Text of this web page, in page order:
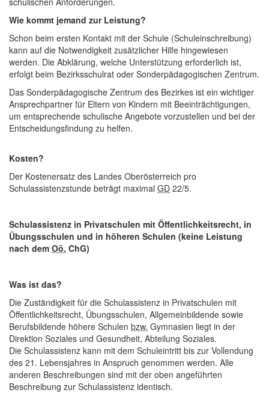
Wie kommt jemand zur Leistung?
Schon beim ersten Kontakt mit der Schule (Schuleinschreibung)
kann auf die Notwendigkeit zusätzlicher Hilfe hingewiesen
werden. Die Abklärung, welche Unterstützung erforderlich ist,
erfolgt beim Bezirksschulrat oder Sonderpädagogischen Zentrum.
Das Sonderpädagogische Zentrum des Bezirkes ist ein wichtiger
Ansprechpartner für Eltern von Kindern mit Beeinträchtigungen,
um entsprechende schulische Angebote vorzustellen und bei der
Entscheidungsfindung zu helfen.
Kosten?
Der Kostenersatz des Landes Oberösterreich pro
Schulassistenzstunde beträgt maximal GD 22/5.
Schulassistenz in Privatschulen mit Öffentlichkeitsrecht, in
Übungsschulen und in höheren Schulen (keine Leistung
nach dem Oö. ChG)
Was ist das?
Die Zuständigkeit für die Schulassistenz in Privatschulen mit
Öffentlichkeitsrecht, Übungsschulen, Allgemeinbildende sowie
Berufsbildende höhere Schulen bzw. Gymnasien liegt in der
Direktion Soziales und Gesundheit, Abteilung Soziales.
Die Schulassistenz kann mit dem Schuleintritt bis zur Vollendung
des 21. Lebensjahres in Anspruch genommen werden. Alle
anderen Beschreibungen sind mit der oben angeführten
Beschreibung zur Schulassistenz identisch.